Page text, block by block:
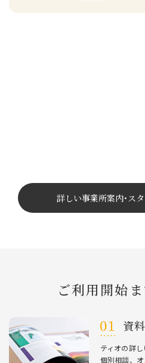
詳しい事業所案内･ス
ご利⽤開始
資
ティオの詳
個別相談、